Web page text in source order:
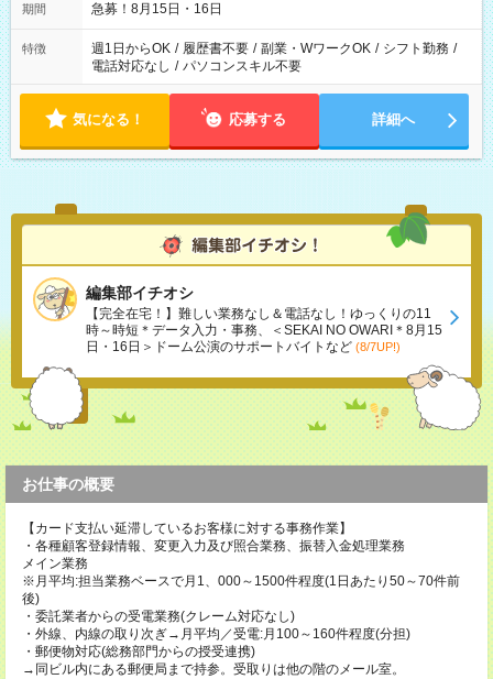
期間 急募！8月15日・16日
特徴 週1日からOK / 履歴書不要 / 副業・WワークOK / シフト勤務 /
電話対応なし / パソコンスキル不要
気になる！ 応募する 詳細へ
編集部イチオシ
【完全在宅！】難しい業務なし＆電話なし！ゆっくりの11
時～時短＊データ入力・事務、＜SEKAI NO OWARI＊8月15
日・16日＞ドーム公演のサポートバイトなど (8/7UP!)
お仕事の概要
【カード支払い延滞しているお客様に対する事務作業】
・各種顧客登録情報、変更入力及び照合業務、振替入金処理業務
メイン業務
※月平均:担当業務ベースで月1、000～1500件程度(1日あたり50～70件前
後)
・委託業者からの受電業務(クレーム対応なし)
・外線、内線の取り次ぎ→月平均／受電:月100～160件程度(分担)
・郵便物対応(総務部門からの授受連携)
→同ビル内にある郵便局まで持参。受取りは他の階のメール室。